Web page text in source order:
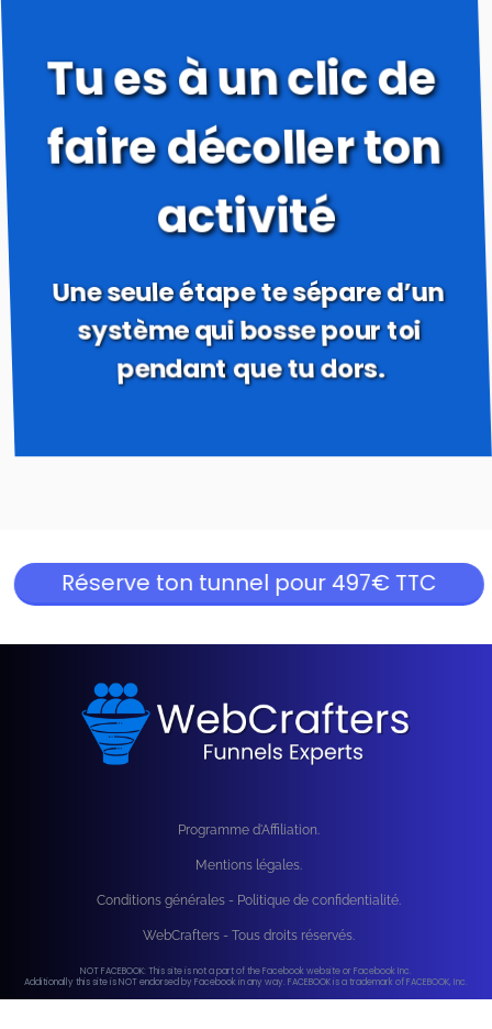
Tu es à un clic de
faire décoller ton
activité
Une seule étape te sépare d’un
système qui bosse pour toi
pendant que tu dors.
Réserve ton tunnel pour 497€ TTC
Programme d'Affiliation.
Mentions légales.
Conditions générales - Politique de confidentialité.
WebCrafters - Tous droits réservés.
NOT FACEBOOK: This site is not a part of the Facebook website or Facebook Inc.
Additionally this site is NOT endorsed by Facebook in any way. FACEBOOK is a trademark of FACEBOOK, Inc.